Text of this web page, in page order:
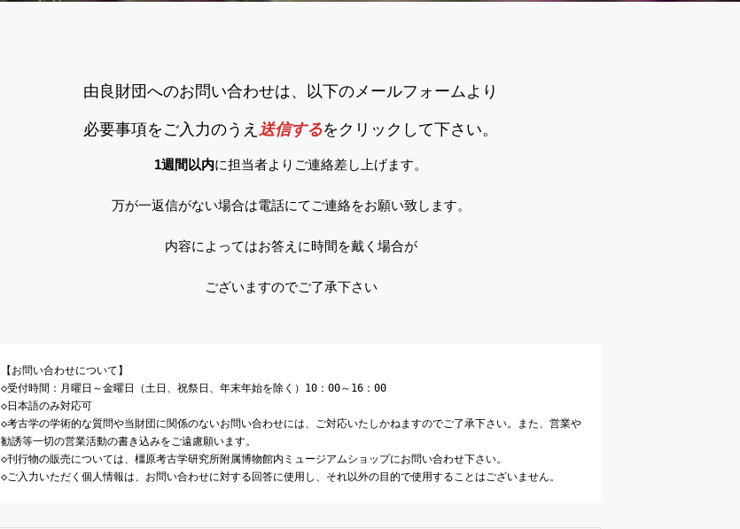
由良財団へのお問い合わせは、以下のメールフォームより
必要事項をご入力のうえ 送信するをクリックして下さい。
1週間以内に担当者よりご連絡差し上げます。
万が一返信がない場合は電話にてご連絡をお願い致します。
内容によってはお答えに時間を戴く場合が
ございますのでご了承下さい
【お問い合わせについて】
◇受付時間：月曜日～金曜日（土日、祝祭日、年末年始を除く）10：00～16：00
◇日本語のみ対応可
◇考古学の学術的な質問や当財団に関係のないお問い合わせには、ご対応いたしかねますのでご了承下さい。また、営業や
勧誘等一切の営業活動の書き込みをご遠慮願います。
◇刊行物の販売については、橿原考古学研究所附属博物館内ミュージアムショップにお問い合わせ下さい。
◇ご入力いただく個人情報は、お問い合わせに対する回答に使用し、それ以外の目的で使用することはございません。